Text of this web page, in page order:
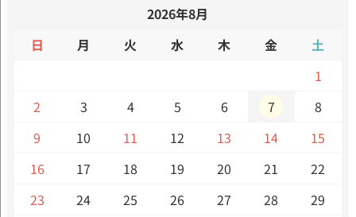
2026年8月
日
月 火 水 木 金
土
1
2
3 4 5 6 7
8
9
10 11 12 13 14
15
16
17 18 19 20 21
22
23
24 25 26 27 28
29